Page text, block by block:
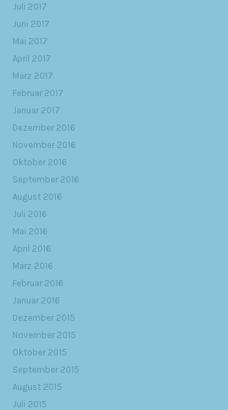
Juli 2017
Juni 2017
Mai 2017
April 2017
März 2017
Februar 2017
Januar 2017
Dezember 2016
November 2016
Oktober 2016
September 2016
August 2016
Juli 2016
Mai 2016
April 2016
März 2016
Februar 2016
Januar 2016
Dezember 2015
November 2015
Oktober 2015
September 2015
August 2015
Juli 2015